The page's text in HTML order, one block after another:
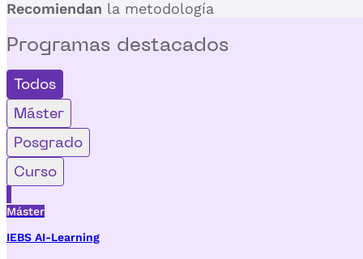
Recomiendan la metodología
Programas destacados
Todos
Máster
Posgrado
Curso
Máster
IEBS AI-Learning